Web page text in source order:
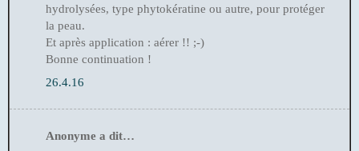
hydrolysées, type phytokératine ou autre, pour protéger
la peau.
Et après application : aérer !! ;-)
Bonne continuation !
26.4.16
Anonyme a dit…